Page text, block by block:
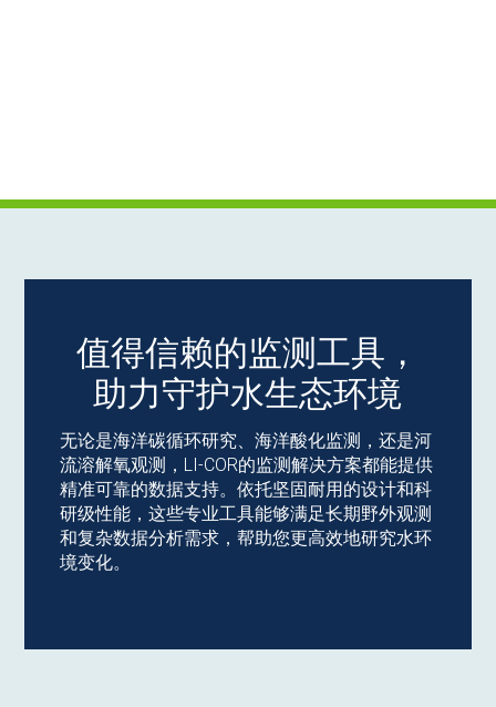
值得信赖的监测工具，
助力守护水生态环境
无论是海洋碳循环研究、海洋酸化监测，还是河
流溶解氧观测，LI-COR的监测解决方案都能提供
精准可靠的数据支持。依托坚固耐用的设计和科
研级性能，这些专业工具能够满足长期野外观测
和复杂数据分析需求，帮助您更高效地研究水环
境变化。